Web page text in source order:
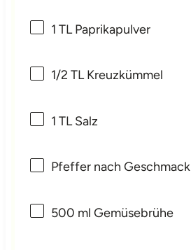
1 TL Paprikapulver
1/2 TL Kreuzkümmel
1 TL Salz
Pfeffer nach Geschmack
500 ml Gemüsebrühe